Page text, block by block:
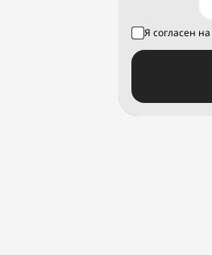
Я согласен на